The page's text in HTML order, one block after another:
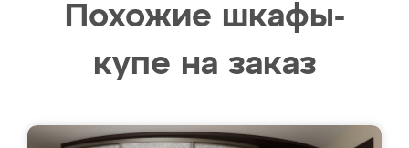
Похожие шкафы-
купе на заказ